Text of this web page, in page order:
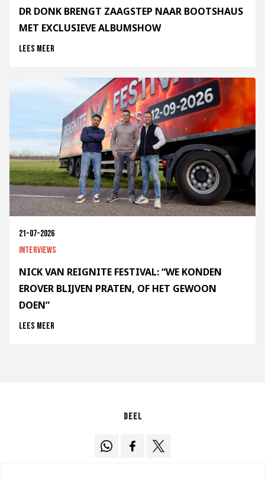
DR DONK BRENGT ZAAGSTEP NAAR BOOTSHAUS
MET EXCLUSIEVE ALBUMSHOW
Lees meer
21-07-2026
Interviews
NICK VAN REIGNITE FESTIVAL: “WE KONDEN
EROVER BLIJVEN PRATEN, OF HET GEWOON
DOEN”
Lees meer
Deel